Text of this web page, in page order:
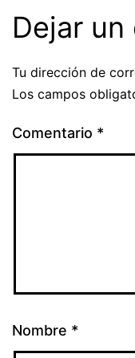
Dejar
Tu dirección de
Los campos
Comentario *
Nombre *